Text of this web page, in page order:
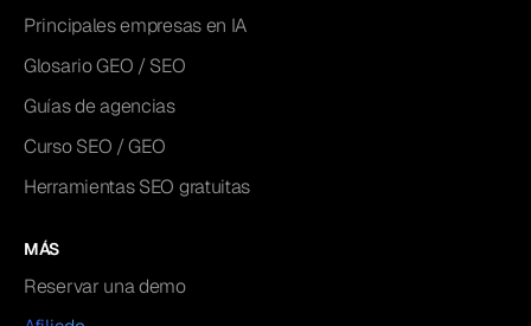
Principales empresas en IA
Glosario GEO / SEO
Guías de agencias
Curso SEO / GEO
Herramientas SEO gratuitas
MÁS
Reservar una demo